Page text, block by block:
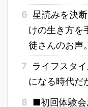
6 星読みを決
けの生き方を
徒さんのお声。
7
ライフスタ
になる時代だ
8 ■初回体験